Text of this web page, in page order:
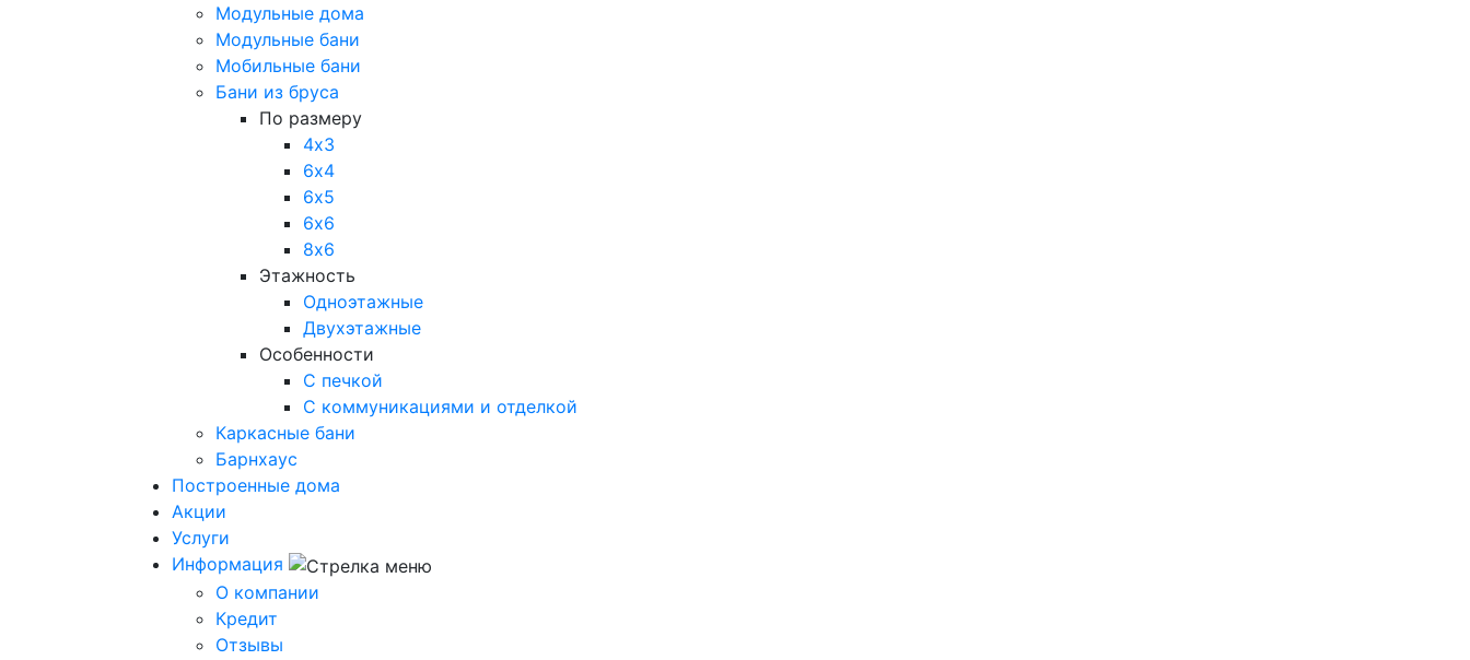
Модульные дома
Модульные бани
Мобильные бани
Бани из бруса
По размеру
4х3
6х4
6х5
6х6
8х6
Этажность
Одноэтажные
Двухэтажные
Особенности
С печкой
С коммуникациями и отделкой
Каркасные бани
Барнхаус
Построенные дома
Акции
Услуги
Информация
О компании
Кредит
Отзывы